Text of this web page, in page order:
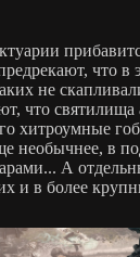
что в
не
что святилища
хитроумные
необычнее, в
А
и в более